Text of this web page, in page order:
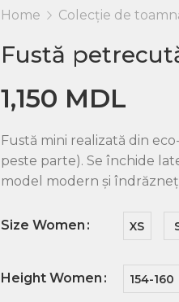
Home Colecție de
Fustă
1,150 MDL
Fustă mini realizată din
peste parte). Se închide
model modern și
Size Women XS
Height Women 154-160